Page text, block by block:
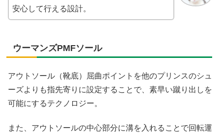
安心して行える設計。
ウーマンズPMFソール
アウトソール（靴底）屈曲ポイントを他のプリンスのシュ
ーズよりも指先寄りに設定することで、素早い蹴り出しを
可能にするテクノロジー。
また、アウトソールの中心部分に溝を入れることで回転運